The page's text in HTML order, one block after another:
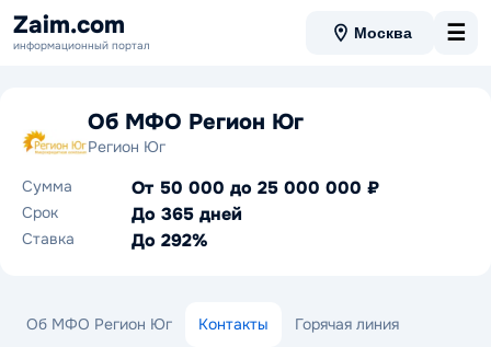
Zaim.com
информационный портал
Москва ☰
Об МФО Регион Юг
Регион Юг
Сумма
От 50 000 до 25 000 000 ₽
Срок До 365 дней
Ставка До 292%
Об МФО Регион Юг Контакты Горячая линия